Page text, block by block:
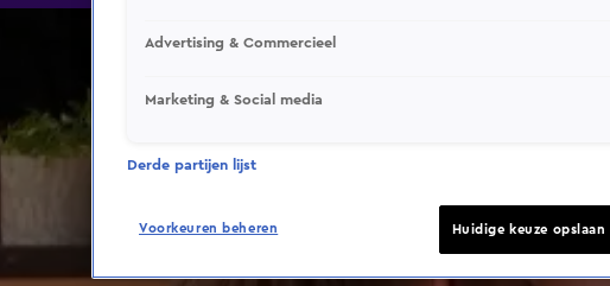
Advertising & Commercieel
Marketing & Social media
Derde partijen lijst
Voorkeuren beheren Huidige keuze opslaan